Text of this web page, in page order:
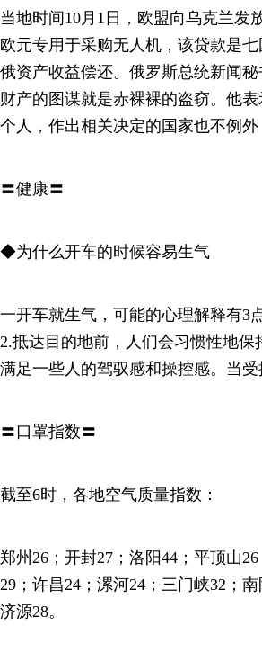
当地时间10月1日，欧盟向乌克兰发
欧元专用于采购无人机，该贷款是
俄资产收益偿还。俄罗斯总统新闻
财产的图谋就是赤裸裸的盗窃。他
个人，作出相关决定的国家也不例
〓健康〓
◆为什么开车的时候容易生气
一开车就生气，可能的心理解释有3
2.抵达目的地前，人们会习惯性地
满足一些人的驾驭感和操控感。当
〓口罩指数〓
截至6时，各地空气质量指数：
郑州26；开封27；洛阳44；平顶山
29；许昌24；漯河24；三门峡32；
济源28。